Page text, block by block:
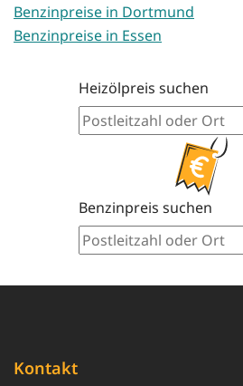
Benzinpreise in Dortmund
Benzinpreise in Essen
Heizölpreis suchen
Benzinpreis suchen
Kontakt